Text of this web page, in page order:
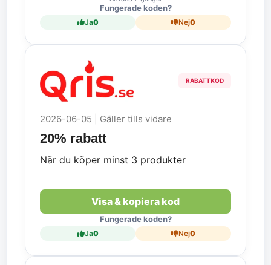
Fungerade koden?
Ja0 Nej0
RABATTKOD
2026-06-05 | Gäller tills vidare
20% rabatt
När du köper minst 3 produkter
Visa & kopiera kod
Fungerade koden?
Ja0 Nej0